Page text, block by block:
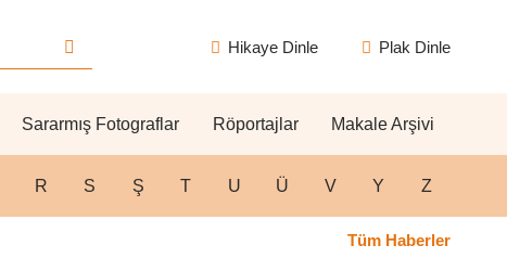
Hikaye Dinle Plak Dinle
Sararmış Fotograflar Röportajlar Makale Arşivi
R S Ş T U Ü V Y Z
Tüm Haberler